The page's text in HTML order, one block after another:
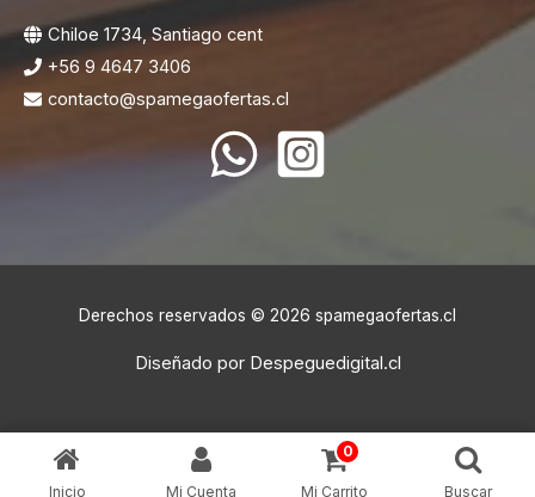
Chiloe 1734, Santiago cent
+56 9 4647 3406
contacto@spamegaofertas.cl
Derechos reservados © 2026 spamegaofertas.cl
Diseñado por Despeguedigital.cl
Inicio Mi Cuenta
0
Mi Carrito Buscar